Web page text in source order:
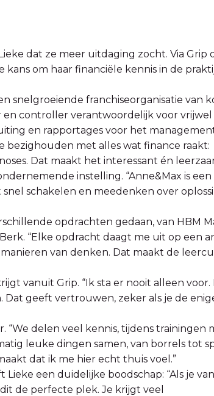
dat ze meer uitdaging zocht. Via Grip
kans om haar financiële kennis in de
snelgroeiende franchiseorganisatie van
en controller verantwoordelijk voor
en rapportages voor het
bezighouden met alles wat finance raakt:
Dat maakt het interessant én
instelling. “Anne&Max is een
schakelen en meedenken over
opdrachten gedaan, van HBM
“Elke opdracht daagt me uit op een
van denken. Dat maakt de
vanuit Grip. “Ik sta er nooit alleen voor.
Dat geeft vertrouwen, zeker als je de
delen veel kennis, tijdens trainingen
leuke dingen samen, van borrels tot
dat ik me hier echt thuis voel.”
een duidelijke boodschap: “Als je van
de perfecte plek. Je krijgt veel